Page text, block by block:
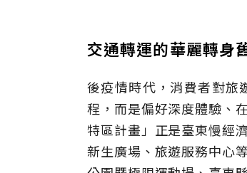
交通轉運的華麗轉身
後疫情時代，消費者對旅
程，而是偏好深度體驗、
特區計畫」正是臺東慢經
新生廣場、旅遊服務中心